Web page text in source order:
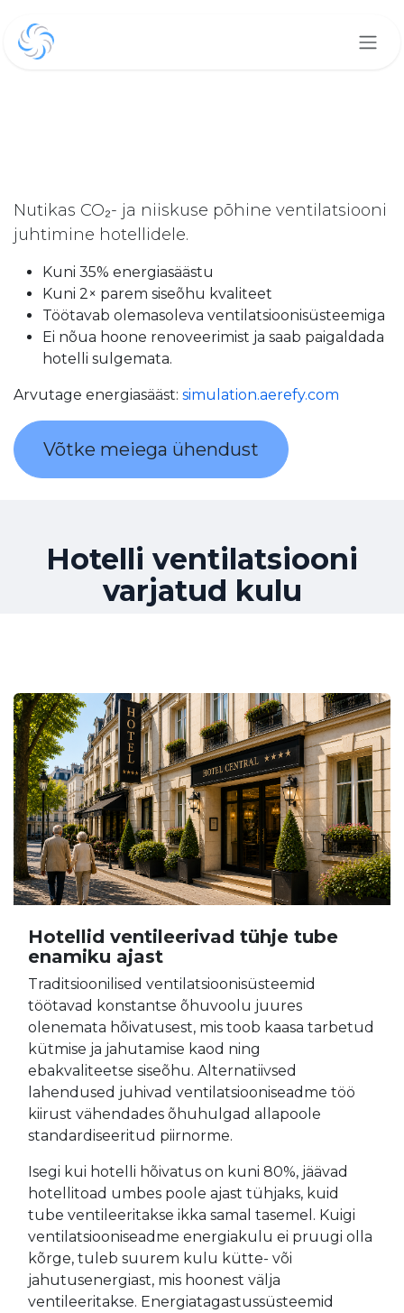
Nutikas CO₂- ja niiskuse põhine ventilatsiooni
juhtimine hotellidele.
Kuni 35% energiasäästu
Kuni 2× parem siseõhu kvaliteet
Töötavab olemasoleva ventilatsioonisüsteemiga
Ei nõua hoone renoveerimist ja saab paigaldada
hotelli sulgemata.
Arvutage energiasääst: simulation.aerefy.com
Võtke meiega ühendust
Hotelli ventilatsiooni
varjatud kulu
Hotellid ventileerivad tühje tube
enamiku ajast
Traditsioonilised ventilatsioonisüsteemid
töötavad konstantse õhuvoolu juures
olenemata hõivatusest, mis toob kaasa tarbetud
kütmise ja jahutamise kaod ning
ebakvaliteetse siseõhu. Alternatiivsed
lahendused juhivad ventilatsiooniseadme töö
kiirust vähendades õhuhulgad allapoole
standardiseeritud piirnorme.
Isegi kui hotelli hõivatus on kuni 80%, jäävad
hotellitoad umbes poole ajast tühjaks, kuid
tube ventileeritakse ikka samal tasemel. Kuigi
ventilatsiooniseadme energiakulu ei pruugi olla
kõrge, tuleb suurem kulu kütte- või
jahutusenergiast, mis hoonest välja
ventileeritakse. Energiatagastussüsteemid